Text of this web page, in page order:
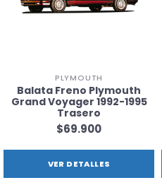
PLYMOUTH
Balata Freno Plymouth
Grand Voyager 1992-1995
Trasero
$69.900
VER DETALLES